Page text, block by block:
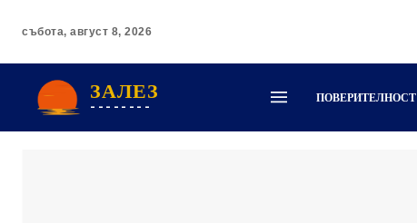
събота, август 8, 2026
ЗАЛЕЗ
--------
ПОВЕРИТЕЛНОСТ